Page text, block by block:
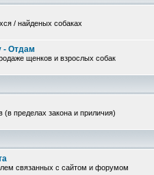
/ найденых собаках
- Отдам
щенков и взрослых собак
пределах закона и приличия)
связанных с сайтом и форумом